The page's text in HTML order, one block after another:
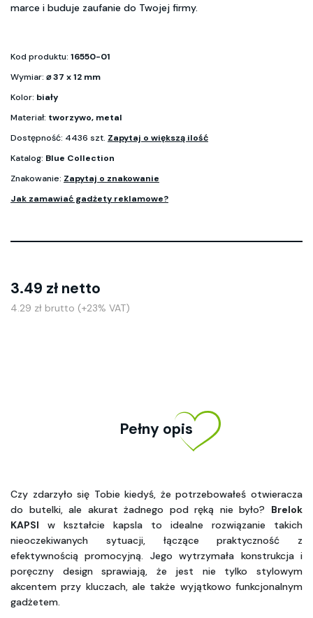
marce i buduje zaufanie do Twojej firmy.
Kod produktu: 16550-01
Wymiar: ⌀ 37 x 12 mm
Kolor: biały
Materiał: tworzywo, metal
Dostępność: 4436 szt. Zapytaj o większą ilość
Katalog: Blue Collection
Znakowanie: Zapytaj o znakowanie
Jak zamawiać gadżety reklamowe?
3.49 zł netto
4.29 zł brutto (+23% VAT)
Pełny opis
Czy zdarzyło się Tobie kiedyś, że potrzebowałeś otwieracza
do butelki, ale akurat żadnego pod ręką nie było? Brelok
KAPSI w kształcie kapsla to idealne rozwiązanie takich
nieoczekiwanych sytuacji, łączące praktyczność z
efektywnością promocyjną. Jego wytrzymała konstrukcja i
poręczny design sprawiają, że jest nie tylko stylowym
akcentem przy kluczach, ale także wyjątkowo funkcjonalnym
gadżetem.